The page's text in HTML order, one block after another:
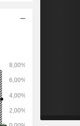
7 119
-1,15%
10,8x